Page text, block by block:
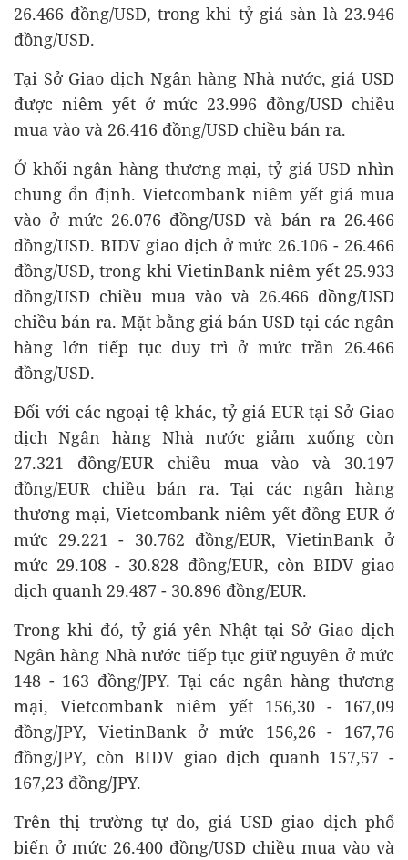
26.466 đồng/USD, trong khi tỷ giá sàn là 23.946
đồng/USD.
Tại Sở Giao dịch Ngân hàng Nhà nước, giá USD
được niêm yết ở mức 23.996 đồng/USD chiều
mua vào và 26.416 đồng/USD chiều bán ra.
Ở khối ngân hàng thương mại, tỷ giá USD nhìn
chung ổn định. Vietcombank niêm yết giá mua
vào ở mức 26.076 đồng/USD và bán ra 26.466
đồng/USD. BIDV giao dịch ở mức 26.106 - 26.466
đồng/USD, trong khi VietinBank niêm yết 25.933
đồng/USD chiều mua vào và 26.466 đồng/USD
chiều bán ra. Mặt bằng giá bán USD tại các ngân
hàng lớn tiếp tục duy trì ở mức trần 26.466
đồng/USD.
Đối với các ngoại tệ khác, tỷ giá EUR tại Sở Giao
dịch Ngân hàng Nhà nước giảm xuống còn
27.321 đồng/EUR chiều mua vào và 30.197
đồng/EUR chiều bán ra. Tại các ngân hàng
thương mại, Vietcombank niêm yết đồng EUR ở
mức 29.221 - 30.762 đồng/EUR, VietinBank ở
mức 29.108 - 30.828 đồng/EUR, còn BIDV giao
dịch quanh 29.487 - 30.896 đồng/EUR.
Trong khi đó, tỷ giá yên Nhật tại Sở Giao dịch
Ngân hàng Nhà nước tiếp tục giữ nguyên ở mức
148 - 163 đồng/JPY. Tại các ngân hàng thương
mại, Vietcombank niêm yết 156,30 - 167,09
đồng/JPY, VietinBank ở mức 156,26 - 167,76
đồng/JPY, còn BIDV giao dịch quanh 157,57 -
167,23 đồng/JPY.
Trên thị trường tự do, giá USD giao dịch phổ
biến ở mức 26.400 đồng/USD chiều mua vào và